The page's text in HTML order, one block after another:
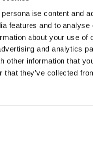
content and
features and to analyse
about your use of
and analytics
other information that
that they’ve collected